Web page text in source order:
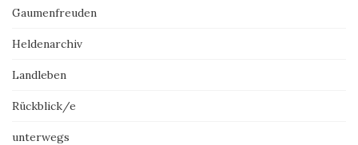
Gaumenfreuden
Heldenarchiv
Landleben
Rückblick/e
unterwegs